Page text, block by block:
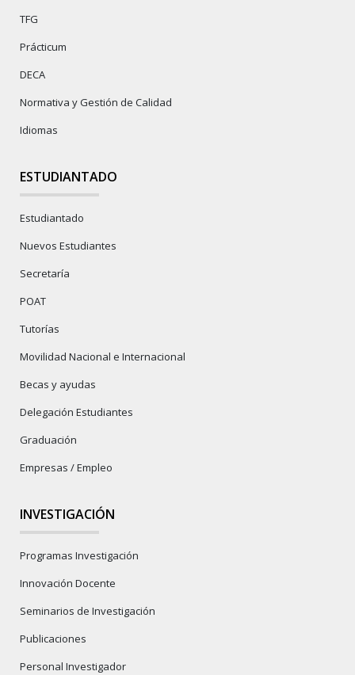
TFG
Prácticum
DECA
Normativa y Gestión de Calidad
Idiomas
ESTUDIANTADO
Estudiantado
Nuevos Estudiantes
Secretaría
POAT
Tutorías
Movilidad Nacional e Internacional
Becas y ayudas
Delegación Estudiantes
Graduación
Empresas / Empleo
INVESTIGACIÓN
Programas Investigación
Innovación Docente
Seminarios de Investigación
Publicaciones
Personal Investigador